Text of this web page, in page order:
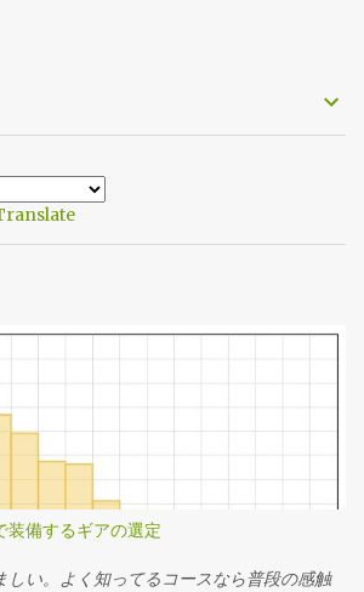
装備するギアの選定
しい。よく知ってるコースなら普段の感触